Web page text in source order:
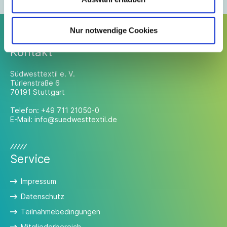
Nur notwendige Cookies
Kontakt
Südwesttextil e. V.
Türlenstraße 6
70191 Stuttgart
Telefon: +49 711 21050-0
E-Mail: info@suedwesttextil.de
Service
Impressum
Datenschutz
Teilnahmebedingungen